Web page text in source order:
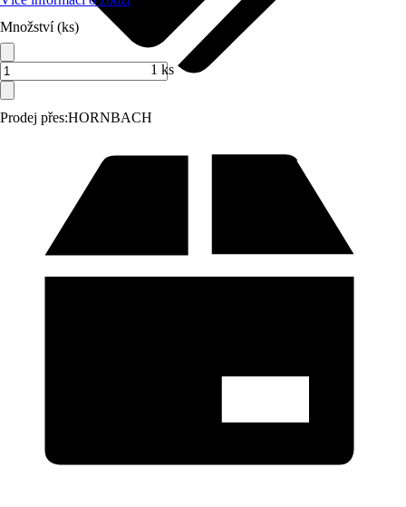
Prodej přes:HORNBACH
Množství (ks)
1 ks